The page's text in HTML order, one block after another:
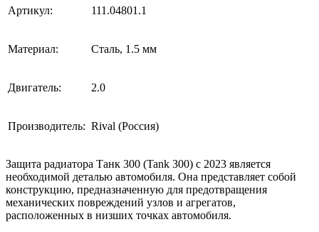
Артикул: 111.04801.1
Материал: Сталь, 1.5 мм
Двигатель: 2.0
Производитель: Rival (Россия)
Защита радиатора Танк 300 (Tank 300) с 2023 является
необходимой деталью автомобиля. Она представляет собой
конструкцию, предназначенную для предотвращения
механических повреждений узлов и агрегатов,
расположенных в низших точках автомобиля.